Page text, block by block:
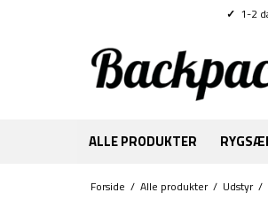
✓ 1-2
ALLE PRODUKTER
Forside / Alle produkter/ Udstyr/